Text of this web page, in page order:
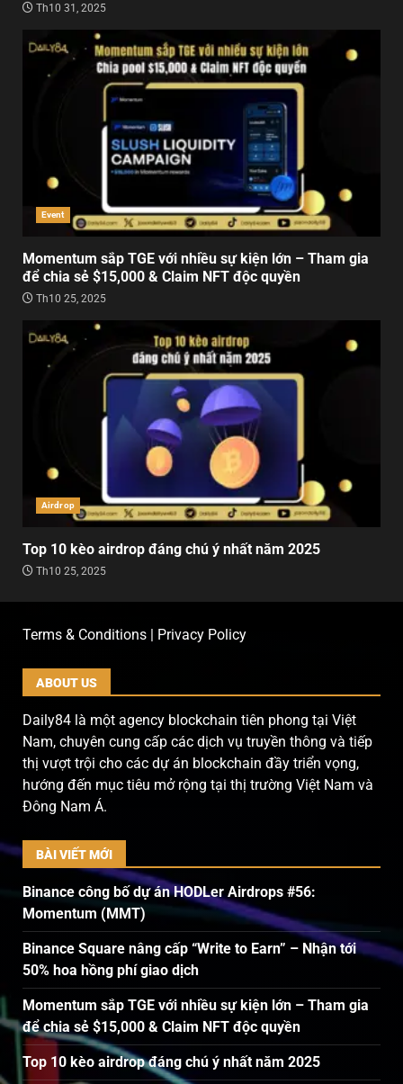
Th10 31, 2025
Event
Momentum sắp TGE với nhiều sự kiện lớn – Tham gia
để chia sẻ $15,000 & Claim NFT độc quyền
Th10 25, 2025
Airdrop
Top 10 kèo airdrop đáng chú ý nhất năm 2025
Th10 25, 2025
Terms & Conditions | Privacy Policy
ABOUT US
Daily84 là một agency blockchain tiên phong tại Việt
Nam, chuyên cung cấp các dịch vụ truyền thông và tiếp
thị vượt trội cho các dự án blockchain đầy triển vọng,
hướng đến mục tiêu mở rộng tại thị trường Việt Nam và
Đông Nam Á.
BÀI VIẾT MỚI
Binance công bố dự án HODLer Airdrops #56:
Momentum (MMT)
Binance Square nâng cấp “Write to Earn” – Nhận tới
50% hoa hồng phí giao dịch
Momentum sắp TGE với nhiều sự kiện lớn – Tham gia
để chia sẻ $15,000 & Claim NFT độc quyền
Top 10 kèo airdrop đáng chú ý nhất năm 2025